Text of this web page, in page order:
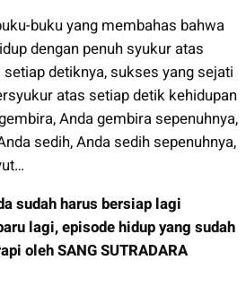
buku yang membahas bahwa
dengan penuh syukur atas
detiknya, sukses yang sejati
atas setiap detik kehidupan
Anda gembira sepenuhnya,
sedih, Anda sedih sepenuhnya,
sudah harus bersiap lagi
lagi, episode hidup yang sudah
oleh SANG SUTRADARA